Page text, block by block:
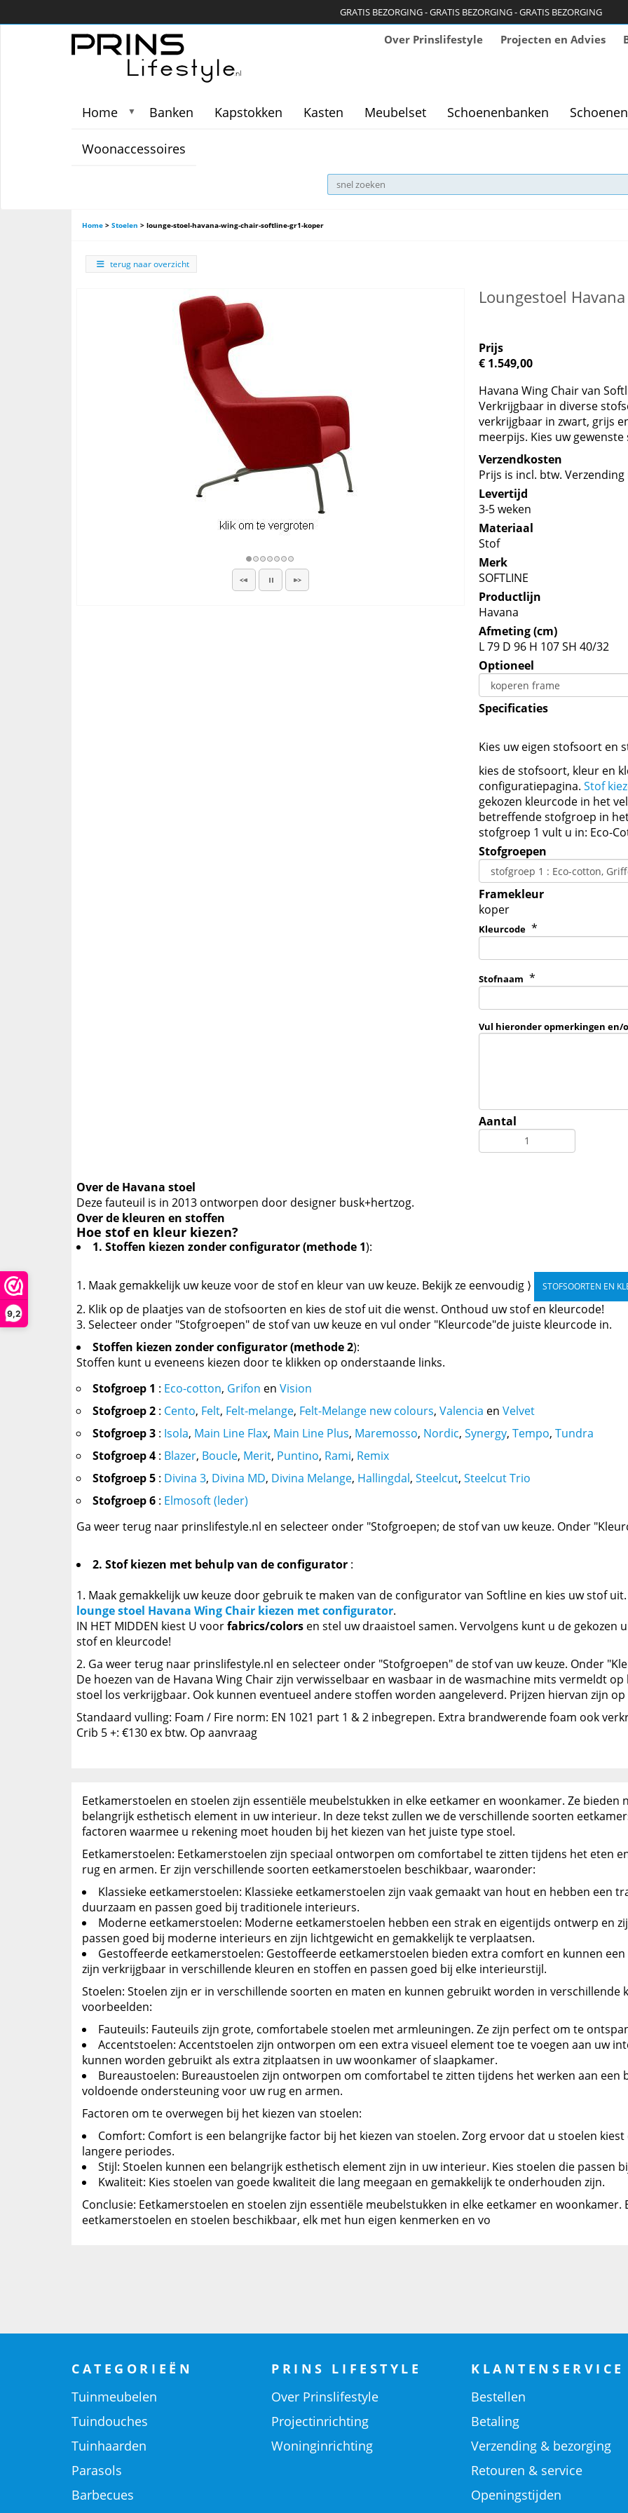
9,2
GRATIS BEZORGING - GRATIS BEZORGING - GRATIS BEZORGING
Over Prinslifestyle Projecten en Advies
Home ▼ Banken Kapstokken Kasten Meubelset Schoenenbanken
Woonaccessoires
Home > Stoelen > lounge-stoel-havana-wing-chair-softline-gr1-koper
terug naar overzicht
Loungestoel
Prijs
€ 1.549,00
Havana Wing Chair van
Verkrijgbaar in diverse
verkrijgbaar in zwart, grijs
meerpijs. Kies uw
Verzendkosten
Prijs is incl. btw. Verzending
Levertijd
3-5 weken
Materiaal
Stof
Merk
SOFTLINE
Productlijn
Havana
Afmeting (cm)
L 79 D 96 H 107 SH 40/32
Optioneel
Specificaties
Kies uw eigen stofsoort en
kies de stofsoort, kleur en
configuratiepagina.Stof
gekozen kleurcode in het
betreffende stofgroep in
stofgroep 1 vult u in: Eco-
Stofgroepen
Framekleur
koper
Kleurcode *
Stofnaam *
Vul hieronder opmerkingen en/
Aantal
Over de Havana stoel
Deze fauteuil is in 2013 ontworpen door designer busk+hertzog.
Over de kleuren en stoffen
Hoe stof en kleur kiezen?
1. Stoffen kiezen zonder configurator (methode 1):
Maak gemakkelijk uw keuze voor de stof en kleur van uw keuze. Bekijk ze eenvoudig ⟩ STOFSOORTEN EN
Klik op de plaatjes van de stofsoorten en kies de stof uit die wenst. Onthoud uw stof en kleurcode!
Selecteer onder "Stofgroepen" de stof van uw keuze en vul onder "Kleurcode"de juiste kleurcode in.
Stoffen kiezen zonder configurator (methode 2):
Stoffen kunt u eveneens kiezen door te klikken op onderstaande links.
Stofgroep 1 : Eco-cotton, Grifon en Vision
Stofgroep 2 : Cento, Felt, Felt-melange, Felt-Melange new colours, Valencia en Velvet
Stofgroep 3 : Isola, Main Line Flax, Main Line Plus, Maremosso, Nordic, Synergy, Tempo, Tundra
Stofgroep 4 : Blazer, Boucle, Merit, Puntino, Rami, Remix
Stofgroep 5 : Divina 3, Divina MD, Divina Melange, Hallingdal, Steelcut, Steelcut Trio
Stofgroep 6 : Elmosoft (leder)
Ga weer terug naar prinslifestyle.nl en selecteer onder "Stofgroepen; de stof van uw keuze. Onder
2. Stof kiezen met behulp van de configurator :
Maak gemakkelijk uw keuze door gebruik te maken van de configurator van Softline en kies uw stof
lounge stoel Havana Wing Chair kiezen met configurator.
IN HET MIDDEN kiest U voorfabrics/colors en stel uw draaistoel samen. Vervolgens kunt u de
stof en kleurcode!
Ga weer terug naar prinslifestyle.nl en selecteer onder "Stofgroepen" de stof van uw keuze. Onder
De hoezen van de Havana Wing Chair zijn verwisselbaar en wasbaar in de wasmachine mits vermeldt
stoel los verkrijgbaar. Ook kunnen eventueel andere stoffen worden aangeleverd. Prijzen hiervan zijn op
Standaard vulling: Foam / Fire norm: EN 1021 part 1 & 2 inbegrepen. Extra brandwerende foam ook
Crib 5 +: €130 ex btw. Op aanvraag
Eetkamerstoelen en stoelen zijn essentiële meubelstukken in elke eetkamer en woonkamer. Ze bieden
belangrijk esthetisch element in uw interieur. In deze tekst zullen we de verschillende soorten
factoren waarmee u rekening moet houden bij het kiezen van het juiste type stoel.
Eetkamerstoelen: Eetkamerstoelen zijn speciaal ontworpen om comfortabel te zitten tijdens het eten
rug en armen. Er zijn verschillende soorten eetkamerstoelen beschikbaar, waaronder:
Klassieke eetkamerstoelen: Klassieke eetkamerstoelen zijn vaak gemaakt van hout en hebben een
duurzaam en passen goed bij traditionele interieurs.
Moderne eetkamerstoelen: Moderne eetkamerstoelen hebben een strak en eigentijds ontwerp en
passen goed bij moderne interieurs en zijn lichtgewicht en gemakkelijk te verplaatsen.
Gestoffeerde eetkamerstoelen: Gestoffeerde eetkamerstoelen bieden extra comfort en kunnen
zijn verkrijgbaar in verschillende kleuren en stoffen en passen goed bij elke interieurstijl.
Stoelen: Stoelen zijn er in verschillende soorten en maten en kunnen gebruikt worden in verschillende
voorbeelden:
Fauteuils: Fauteuils zijn grote, comfortabele stoelen met armleuningen. Ze zijn perfect om te
Accentstoelen: Accentstoelen zijn ontworpen om een extra visueel element toe te voegen aan uw
kunnen worden gebruikt als extra zitplaatsen in uw woonkamer of slaapkamer.
Bureaustoelen: Bureaustoelen zijn ontworpen om comfortabel te zitten tijdens het werken aan een
voldoende ondersteuning voor uw rug en armen.
Factoren om te overwegen bij het kiezen van stoelen:
Comfort: Comfort is een belangrijke factor bij het kiezen van stoelen. Zorg ervoor dat u stoelen
langere periodes.
Stijl: Stoelen kunnen een belangrijk esthetisch element zijn in uw interieur. Kies stoelen die passen
Kwaliteit: Kies stoelen van goede kwaliteit die lang meegaan en gemakkelijk te onderhouden zijn.
Conclusie: Eetkamerstoelen en stoelen zijn essentiële meubelstukken in elke eetkamer en
eetkamerstoelen en stoelen beschikbaar, elk met hun eigen kenmerken en vo
CATEGORIEËN
Tuinmeubelen
Tuindouches
Tuinhaarden
Parasols
Barbecues
PRINS LIFESTYLE
Over Prinslifestyle
Projectinrichting
Woninginrichting
KLANTENSERVICE
Bestellen
Betaling
Verzending & bezorging
Retouren & service
Openingstijden